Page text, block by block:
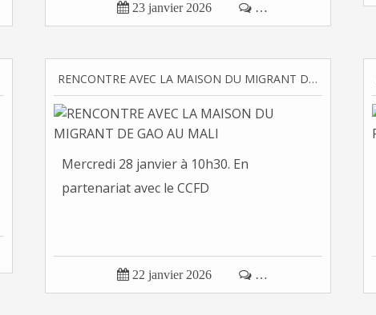
 23 janvier 2026  …
RENCONTRE AVEC LA MAISON DU MIGRANT DE GAO AU MALI
Mercredi 28 janvier à 10h30. En
partenariat avec le CCFD
 22 janvier 2026  …